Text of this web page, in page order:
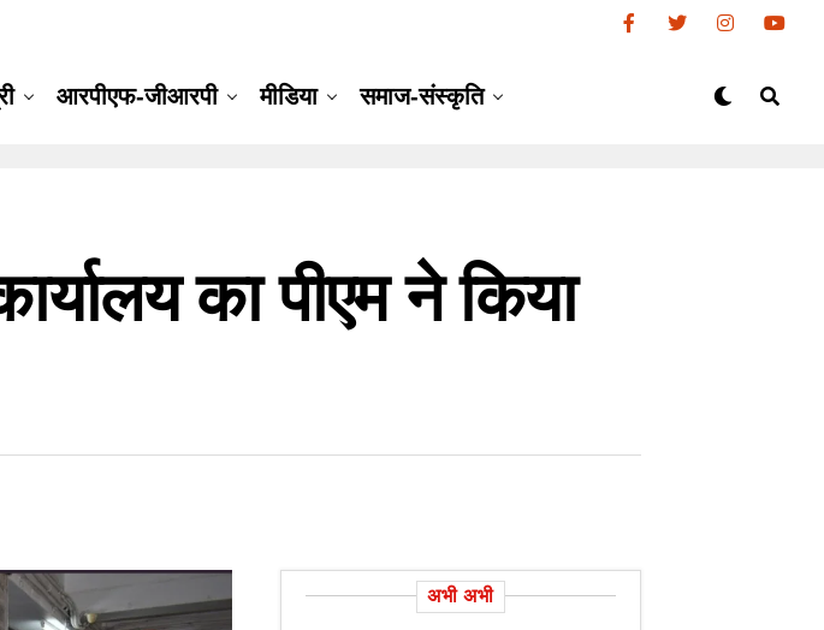
आरपीएफ-जीआरपी मीडिया समाज-संस्कृति
का पीएम ने किया
अभी अभी